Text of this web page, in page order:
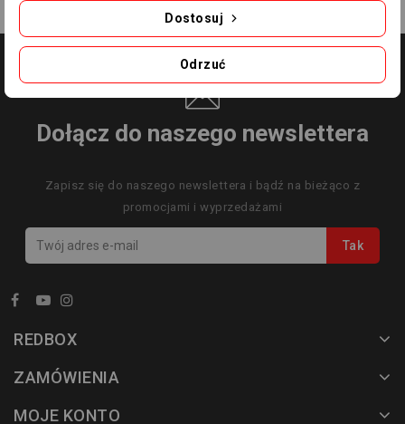
Dołącz do naszego newslettera
Zapisz się do naszego newslettera i bądź na bieżąco z
promocjami i wyprzedażami
REDBOX
ZAMÓWIENIA
MOJE KONTO
Odrzuć
Dostosuj